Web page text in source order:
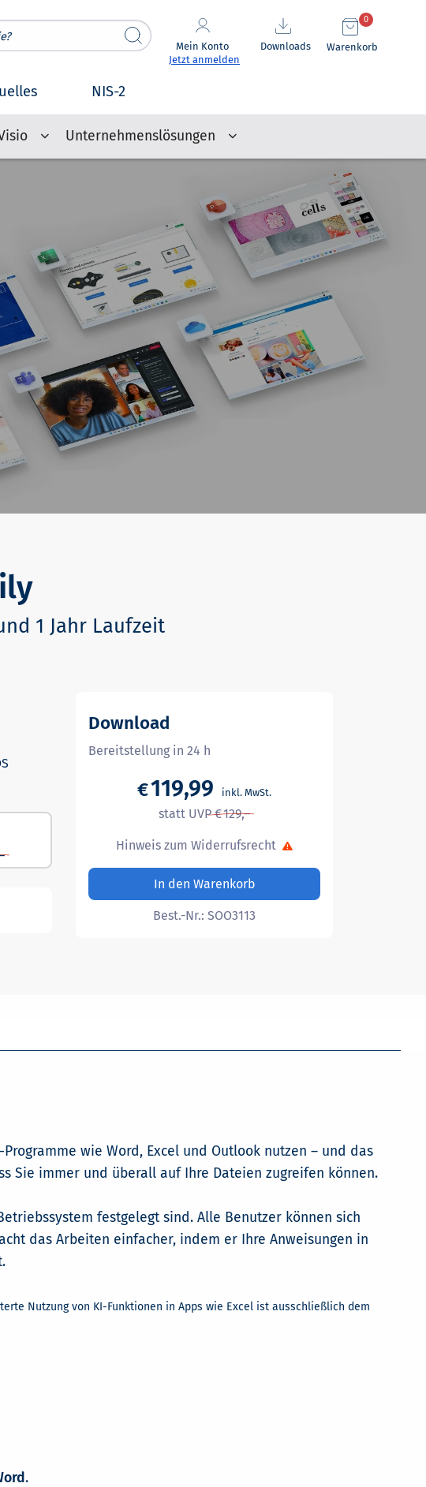
Mein Konto
Jetzt anmelden
Downloads Warenkorb
0
NIS-2
Unternehmenslösungen
1 Jahr Laufzeit
Download
Bereitstellung in 24 h
€119,99
129,–
Hinweis zum Widerrufsrecht
In den Warenkorb
Best.-Nr.:SOO3113
wie Word, Excel und Outlook nutzen – und das
Sie immer und überall auf Ihre Dateien zugreifen können.
festgelegt sind. Alle Benutzer können sich
das Arbeiten einfacher, indem er Ihre Anweisungen in
Nutzung von KI-Funktionen in Apps wie Excel ist ausschließlich dem
.